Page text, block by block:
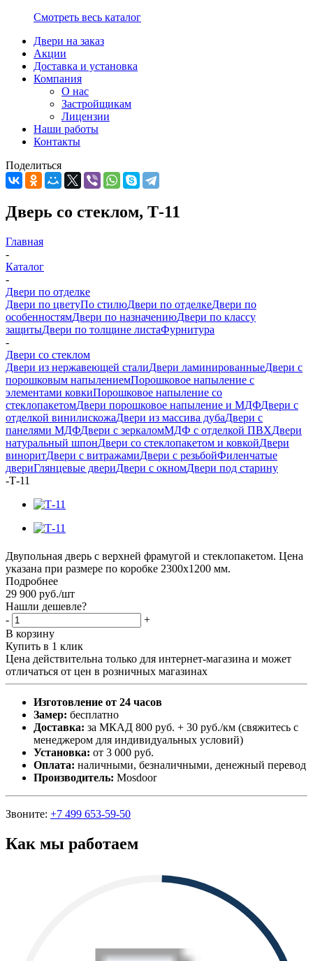
Смотреть весь каталог
Двери на заказ
Акции
Доставка и установка
Компания
О нас
Застройщикам
Лицензии
Наши работы
Контакты
Поделиться
Дверь со стеклом, Т-11
Главная
-
Каталог
-
Двери по отделке
Двери по цветуПо стилюДвери по отделкеДвери по
особенностямДвери по назначениюДвери по классу
защитыДвери по толщине листаФурнитура
-
Двери со стеклом
Двери из нержавеющей сталиДвери ламинированныеДвери с
порошковым напылениемПорошковое напыление с
элементами ковкиПорошковое напыление со
стеклопакетомДвери порошковое напыление и МДФДвери с
отделкой винилискожаДвери из массива дубаДвери с
панелями МДФДвери с зеркаломМДФ с отделкой ПВХДвери
натуральный шпонДвери со стеклопакетом и ковкойДвери
виноритДвери с витражамиДвери с резьбойФиленчатые
двериГлянцевые двериДвери с окномДвери под старину
-Т-11
Двупольная дверь с верхней фрамугой и стеклопакетом. Цена
указана при размере по коробке 2300х1200 мм.
Подробнее
29 900 руб./шт
Нашли дешевле?
-
+
В корзину
Купить в 1 клик
Цена действительна только для интернет-магазина и может
отличаться от цен в розничных магазинах
Изготовление от 24 часов
Замер: бесплатно
Доставка: за МКАД 800 руб. + 30 руб./км (свяжитесь с
менеджером для индивидуальных условий)
Установка: от 3 000 руб.
Оплата: наличными, безналичными, денежный перевод
Производитель: Mosdoor
Звоните: +7 499 653-59-50
Как мы работаем